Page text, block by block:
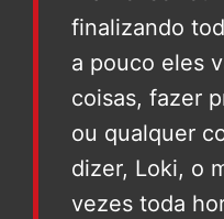
finalizando
a pouco eles
coisas, fazer
ou qualquer
dizer, Loki, o
vezes toda